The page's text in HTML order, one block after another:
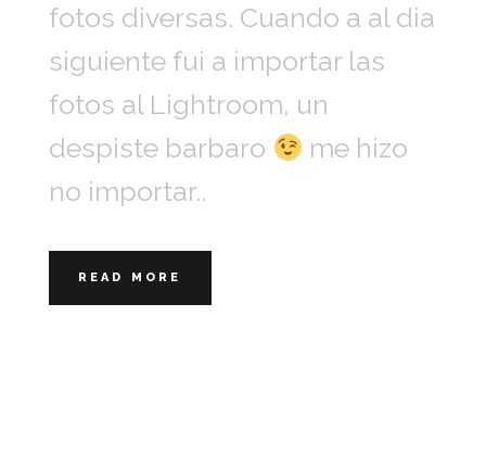
fotos diversas. Cuando a al dia
siguiente fui a importar las
fotos al Lightroom, un
despiste barbaro
me hizo
no importar..
READ MORE